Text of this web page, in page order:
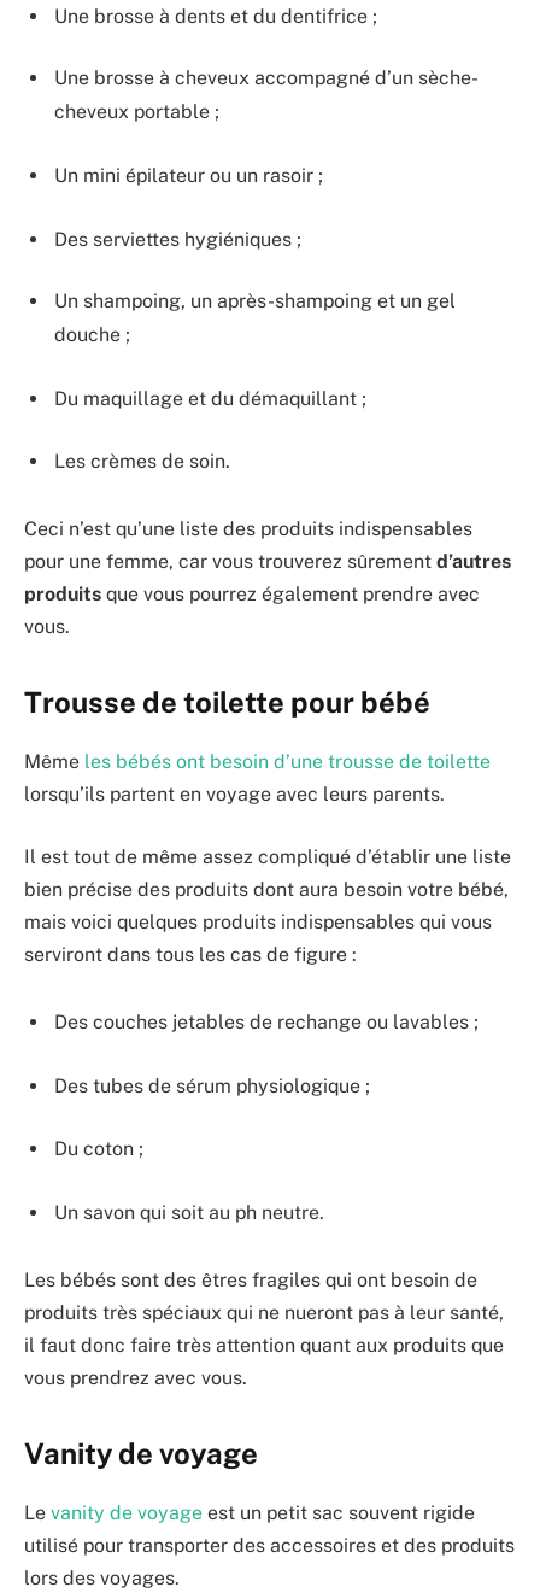
Une brosse à dents et du dentifrice ;
Une brosse à cheveux accompagné d’un sèche-
cheveux portable ;
Un mini épilateur ou un rasoir ;
Des serviettes hygiéniques ;
Un shampoing, un après-shampoing et un gel
douche ;
Du maquillage et du démaquillant ;
Les crèmes de soin.
Ceci n’est qu’une liste des produits indispensables
pour une femme, car vous trouverez sûrement d’autres
produits que vous pourrez également prendre avec
vous.
Trousse de toilette pour bébé
Même les bébés ont besoin d’une trousse de toilette
lorsqu’ils partent en voyage avec leurs parents.
Il est tout de même assez compliqué d’établir une liste
bien précise des produits dont aura besoin votre bébé,
mais voici quelques produits indispensables qui vous
serviront dans tous les cas de figure :
Des couches jetables de rechange ou lavables ;
Des tubes de sérum physiologique ;
Du coton ;
Un savon qui soit au ph neutre.
Les bébés sont des êtres fragiles qui ont besoin de
produits très spéciaux qui ne nueront pas à leur santé,
il faut donc faire très attention quant aux produits que
vous prendrez avec vous.
Vanity de voyage
Le vanity de voyage est un petit sac souvent rigide
utilisé pour transporter des accessoires et des produits
lors des voyages.